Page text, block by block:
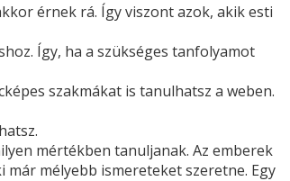
érnek rá. Így viszont azok, akik esti
Így, ha a szükséges tanfolyamot
szakmákat is tanulhatsz a weben.
mértékben tanuljanak. Az emberek
mélyebb ismereteket szeretne. Egy